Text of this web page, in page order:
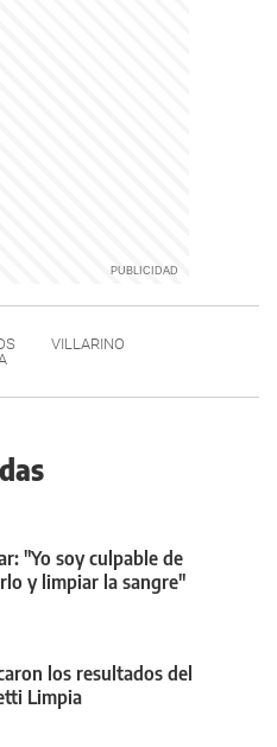
VILLARINO
"Yo soy culpable de
y limpiar la sangre"
los resultados del
Limpia